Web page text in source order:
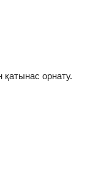
қатынас орнату.